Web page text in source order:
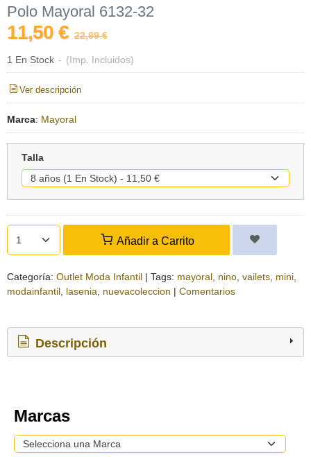
Polo Mayoral 6132-32
11,50 € 22,99 €
1 En Stock - (Imp. Incluidos)
Ver descripción
Marca: Mayoral
Talla
Añadir a Carrito
Categoría: Outlet Moda Infantil | Tags: mayoral nino vailets mini
modainfantil lasenia nuevacoleccion | Comentarios
Descripción
Marcas